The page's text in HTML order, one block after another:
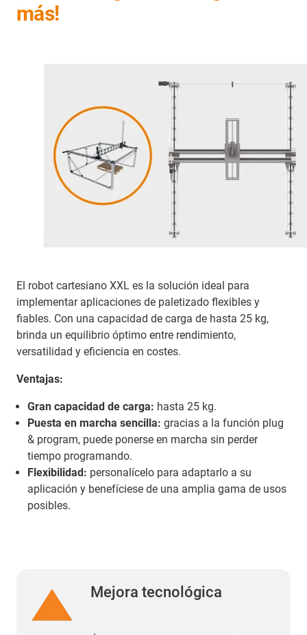
más!
El robot cartesiano XXL es la solución ideal para
implementar aplicaciones de paletizado flexibles y
fiables. Con una capacidad de carga de hasta 25 kg,
brinda un equilibrio óptimo entre rendimiento,
versatilidad y eficiencia en costes.
Ventajas:
Gran capacidad de carga: hasta 25 kg.
Puesta en marcha sencilla: gracias a la función plug
& program, puede ponerse en marcha sin perder
tiempo programando.
Flexibilidad: personalícelo para adaptarlo a su
aplicación y benefíciese de una amplia gama de usos
posibles.
Mejora tecnológica